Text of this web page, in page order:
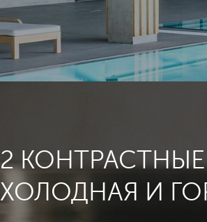
2
ХОЛОДНАЯ И